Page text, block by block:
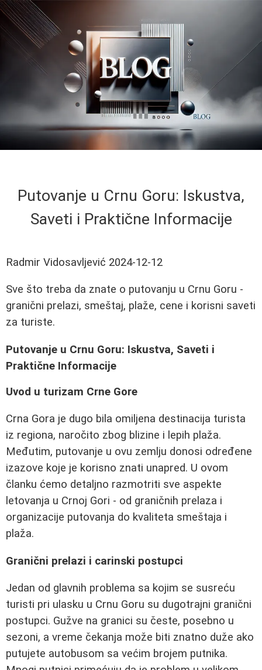
Putovanje u Crnu Goru: Iskustva,
Saveti i Praktične Informacije
Radmir Vidosavljević 2024-12-12
Sve što treba da znate o putovanju u Crnu Goru -
granični prelazi, smeštaj, plaže, cene i korisni saveti
za turiste.
Putovanje u Crnu Goru: Iskustva, Saveti i
Praktične Informacije
Uvod u turizam Crne Gore
Crna Gora je dugo bila omiljena destinacija turista
iz regiona, naročito zbog blizine i lepih plaža.
Međutim, putovanje u ovu zemlju donosi određene
izazove koje je korisno znati unapred. U ovom
članku ćemo detaljno razmotriti sve aspekte
letovanja u Crnoj Gori - od graničnih prelaza i
organizacije putovanja do kvaliteta smeštaja i
plaža.
Granični prelazi i carinski postupci
Jedan od glavnih problema sa kojim se susreću
turisti pri ulasku u Crnu Goru su dugotrajni granični
postupci. Gužve na granici su česte, posebno u
sezoni, a vreme čekanja može biti znatno duže ako
putujete autobusom sa većim brojem putnika.